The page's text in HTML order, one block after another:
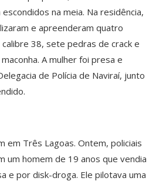
na meia. Na residência,
e apreenderam quatro
38, sete pedras de crack e
A mulher foi presa e
de Polícia de Naviraí, junto
em Três Lagoas. Ontem, policiais
um homem de 19 anos que vendia
e por disk-droga. Ele pilotava uma